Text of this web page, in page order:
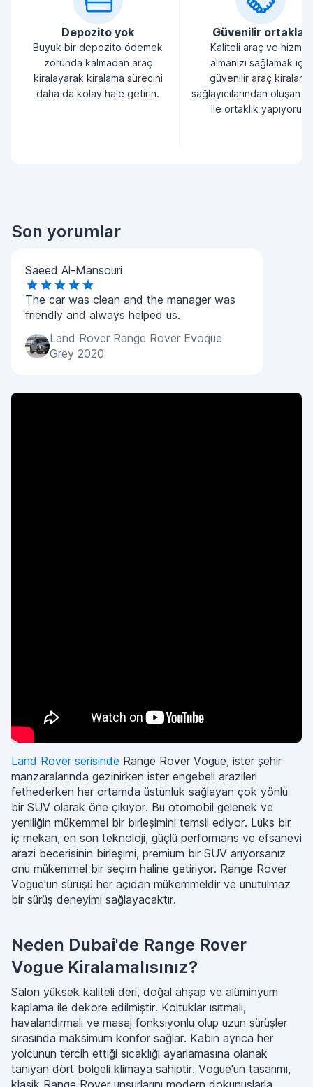
Depozito yok
Büyük bir depozito ödemek
zorunda kalmadan araç
kiralayarak kiralama sürecini
daha da kolay hale getirin.
Güvenilir ortaklar
Kaliteli araç ve hizmet
almanızı sağlamak için
güvenilir araç kiralama
sağlayıcılarından oluşan
ile ortaklık yapıyoruz.
Son yorumlar
Saeed Al-Mansouri
The car was clean and the manager was
friendly and always helped us.
Land Rover Range Rover Evoque
Grey 2020
Land Rover serisinde Range Rover Vogue, ister şehir
manzaralarında gezinirken ister engebeli arazileri
fethederken her ortamda üstünlük sağlayan çok yönlü
bir SUV olarak öne çıkıyor. Bu otomobil gelenek ve
yeniliğin mükemmel bir birleşimini temsil ediyor. Lüks bir
iç mekan, en son teknoloji, güçlü performans ve efsanevi
arazi becerisinin birleşimi, premium bir SUV arıyorsanız
onu mükemmel bir seçim haline getiriyor. Range Rover
Vogue'un sürüşü her açıdan mükemmeldir ve unutulmaz
bir sürüş deneyimi sağlayacaktır.
Neden Dubai'de Range Rover
Vogue Kiralamalısınız?
Salon yüksek kaliteli deri, doğal ahşap ve alüminyum
kaplama ile dekore edilmiştir. Koltuklar ısıtmalı,
havalandırmalı ve masaj fonksiyonlu olup uzun sürüşler
sırasında maksimum konfor sağlar. Kabin ayrıca her
yolcunun tercih ettiği sıcaklığı ayarlamasına olanak
tanıyan dört bölgeli klimaya sahiptir. Vogue'un tasarımı,
klasik Range Rover unsurlarını modern dokunuşlarla